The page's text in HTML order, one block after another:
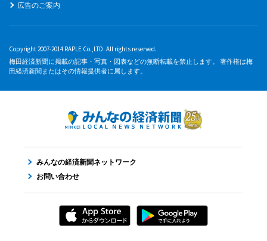
広告のご案内
Copyright 2007-2014 RAPLE Co.,LTD. All rights reserved.
梅田経済新聞に掲載の記事・写真・図表などの無断転載を禁止します。 著作権は梅
田経済新聞またはその情報提供者に属します。
みんなの経済新聞ネットワーク
お問い合わせ